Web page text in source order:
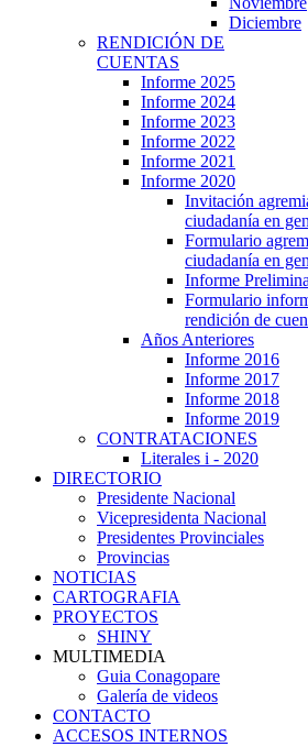
Diciembre
RENDICIÓN DE
CUENTAS
Informe 2025
Informe 2024
Informe 2023
Informe 2022
Informe 2021
Informe 2020
Invitación
ciudadanía en
Formulario
ciudadanía en
Informe
Formulario
rendición de
Años Anteriores
Informe 2016
Informe 2017
Informe 2018
Informe 2019
CONTRATACIONES
Literales i - 2020
DIRECTORIO
Presidente Nacional
Vicepresidenta Nacional
Presidentes Provinciales
Provincias
NOTICIAS
CARTOGRAFIA
PROYECTOS
SHINY
MULTIMEDIA
Guia Conagopare
Galería de videos
CONTACTO
ACCESOS INTERNOS